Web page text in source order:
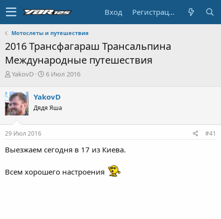
Вход Регистрация
Мотослеты и путешествия
2016 Трансфагараш Трансальпина
Международные путешествия
А
т
о
р
т
е
м
YakovD
Д
а
н
ч
а
6 Июл 2016
YakovD
Дядя Яша
29 Июл 2016 #41
Выезжаем сегодня в 17 из Киева.
Всем хорошего настроения